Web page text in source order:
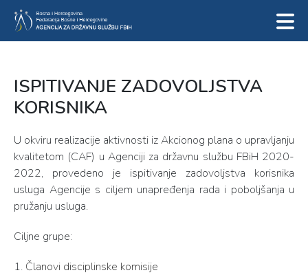
ISPITIVANJE ZADOVOLJSTVA
KORISNIKA
U okviru realizacije aktivnosti iz Akcionog plana o upravljanju
kvalitetom (CAF) u Agenciji za državnu službu FBiH 2020-
2022, provedeno je ispitivanje zadovoljstva korisnika
usluga Agencije s ciljem unapređenja rada i poboljšanja u
pružanju usluga.
Ciljne grupe:
1. Članovi disciplinske komisije